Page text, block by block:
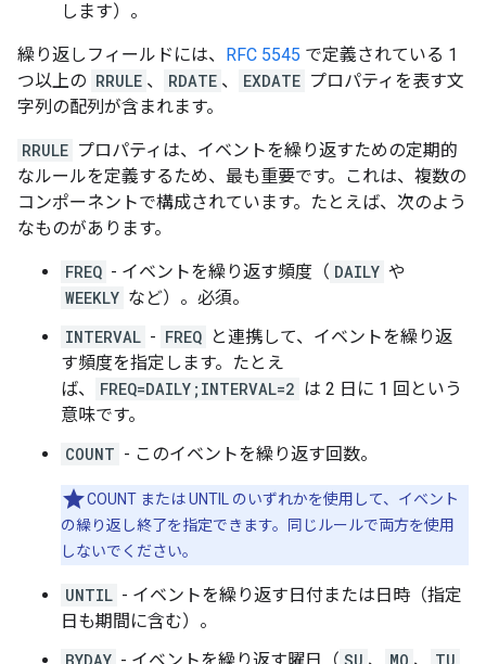
します）。
繰り返しフィールドには、 RFC 5545 で定義されている 1
つ以上の RRULE 、 RDATE 、 EXDATE プロパティを表す文
字列の配列が含まれます。
RRULE プロパティは、イベントを繰り返すための定期的
なルールを定義するため、最も重要です。これは、複数の
コンポーネントで構成されています。たとえば、次のよう
なものがあります。
FREQ - イベントを繰り返す頻度（ DAILY や
WEEKLY など）。必須。
INTERVAL - FREQ と連携して、イベントを繰り返
す頻度を指定します。たとえ
ば、
FREQ=DAILY;INTERVAL=2 は 2 日に 1 回という
意味です。
COUNT - このイベントを繰り返す回数。
COUNT または UNTIL のいずれかを使用して、イベント
の繰り返し終了を指定できます。同じルールで両方を使用
しないでください。
UNTIL - イベントを繰り返す日付または日時（指定
日も期間に含む）。